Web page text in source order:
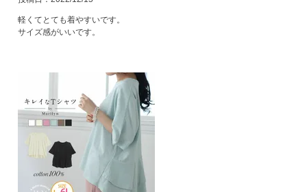
軽くてとても着やすいです。
サイズ感がいいです。